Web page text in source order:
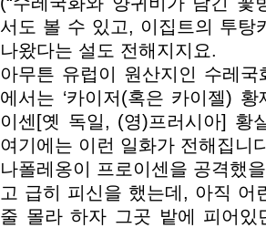
서도 볼 수 있고, 이집트의 투탕
나왔다는 설도 전해지지요.
아무튼 유럽이 원산지인 수레
에서는 ‘카이저(혹은 카이젤)
이센[옛 독일, (영)프러시아] 황
여기에는 이런 일화가 전해집니
나폴레옹이 프로이센을 공격했
고 급히 피신을 했는데, 아직 어
줄 몰라 하자 그곳 밭에 피어있